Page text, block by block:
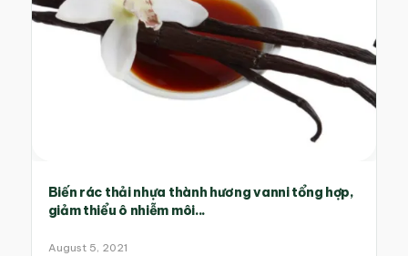
Biến rác thải nhựa thành hương vanni tổng hợp,
giảm thiểu ô nhiễm môi...
August 5, 2021